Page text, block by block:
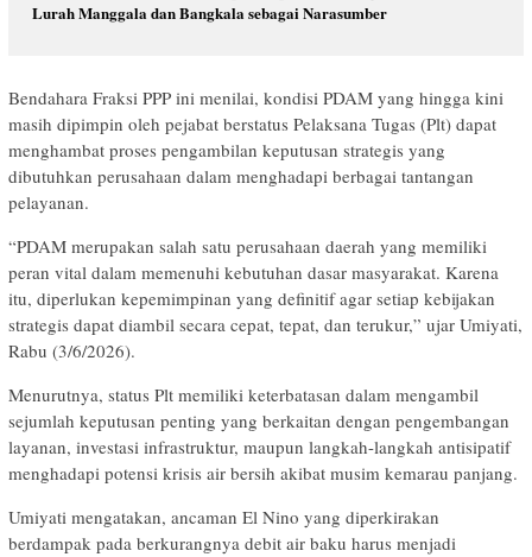
Lurah Manggala dan Bangkala sebagai Narasumber
Bendahara Fraksi PPP ini menilai, kondisi PDAM yang hingga kini
masih dipimpin oleh pejabat berstatus Pelaksana Tugas (Plt) dapat
menghambat proses pengambilan keputusan strategis yang
dibutuhkan perusahaan dalam menghadapi berbagai tantangan
pelayanan.
“PDAM merupakan salah satu perusahaan daerah yang memiliki
peran vital dalam memenuhi kebutuhan dasar masyarakat. Karena
itu, diperlukan kepemimpinan yang definitif agar setiap kebijakan
strategis dapat diambil secara cepat, tepat, dan terukur,” ujar Umiyati,
Rabu (3/6/2026).
Menurutnya, status Plt memiliki keterbatasan dalam mengambil
sejumlah keputusan penting yang berkaitan dengan pengembangan
layanan, investasi infrastruktur, maupun langkah-langkah antisipatif
menghadapi potensi krisis air bersih akibat musim kemarau panjang.
Umiyati mengatakan, ancaman El Nino yang diperkirakan
berdampak pada berkurangnya debit air baku harus menjadi